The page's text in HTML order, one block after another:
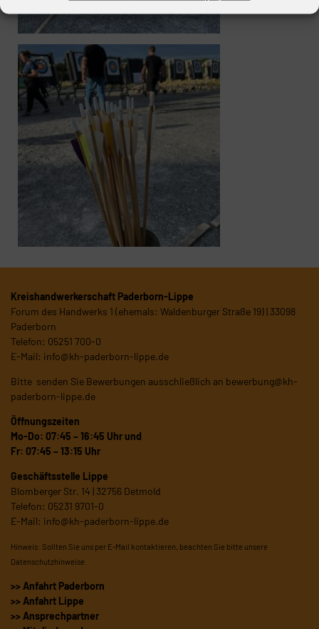
Kreishandwerkerschaft Paderborn-Lippe
Forum des Handwerks 1 (ehemals: Waldenburger Straße 19) | 33098
Paderborn
Telefon: 05251 700-0
E-Mail: info@kh-paderborn-lippe.de
Bitte senden Sie Bewerbungen ausschließlich an bewerbung@kh-
paderborn-lippe.de
Öffnungszeiten
Mo-Do: 07:45 – 16:45 Uhr und
Fr: 07:45 – 13:15 Uhr
Geschäftsstelle Lippe
Blomberger Str. 14 | 32756 Detmold
Telefon: 05231 9701-0
E-Mail: info@kh-paderborn-lippe.de
Hinweis: Sollten Sie uns per E-Mail kontaktieren, beachten Sie bitte unsere
Datenschutzhinweise
>> Anfahrt Paderborn
>> Anfahrt Lippe
>> Ansprechpartner